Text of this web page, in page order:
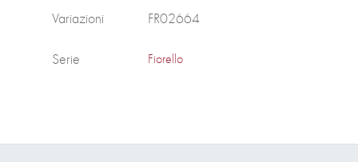
Variazioni FR02664
Serie Fiorello